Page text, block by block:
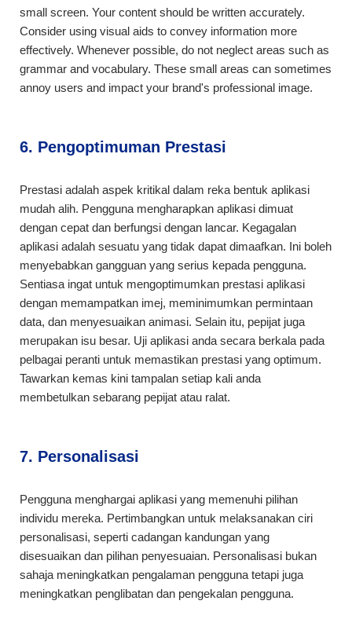
small screen. Your content should be written accurately.
Consider using visual aids to convey information more
effectively. Whenever possible, do not neglect areas such as
grammar and vocabulary. These small areas can sometimes
annoy users and impact your brand's professional image.
6. Pengoptimuman Prestasi
Prestasi adalah aspek kritikal dalam reka bentuk aplikasi
mudah alih. Pengguna mengharapkan aplikasi dimuat
dengan cepat dan berfungsi dengan lancar. Kegagalan
aplikasi adalah sesuatu yang tidak dapat dimaafkan. Ini boleh
menyebabkan gangguan yang serius kepada pengguna.
Sentiasa ingat untuk mengoptimumkan prestasi aplikasi
dengan memampatkan imej, meminimumkan permintaan
data, dan menyesuaikan animasi. Selain itu, pepijat juga
merupakan isu besar. Uji aplikasi anda secara berkala pada
pelbagai peranti untuk memastikan prestasi yang optimum.
Tawarkan kemas kini tampalan setiap kali anda
membetulkan sebarang pepijat atau ralat.
7. Personalisasi
Pengguna menghargai aplikasi yang memenuhi pilihan
individu mereka. Pertimbangkan untuk melaksanakan ciri
personalisasi, seperti cadangan kandungan yang
disesuaikan dan pilihan penyesuaian. Personalisasi bukan
sahaja meningkatkan pengalaman pengguna tetapi juga
meningkatkan penglibatan dan pengekalan pengguna.